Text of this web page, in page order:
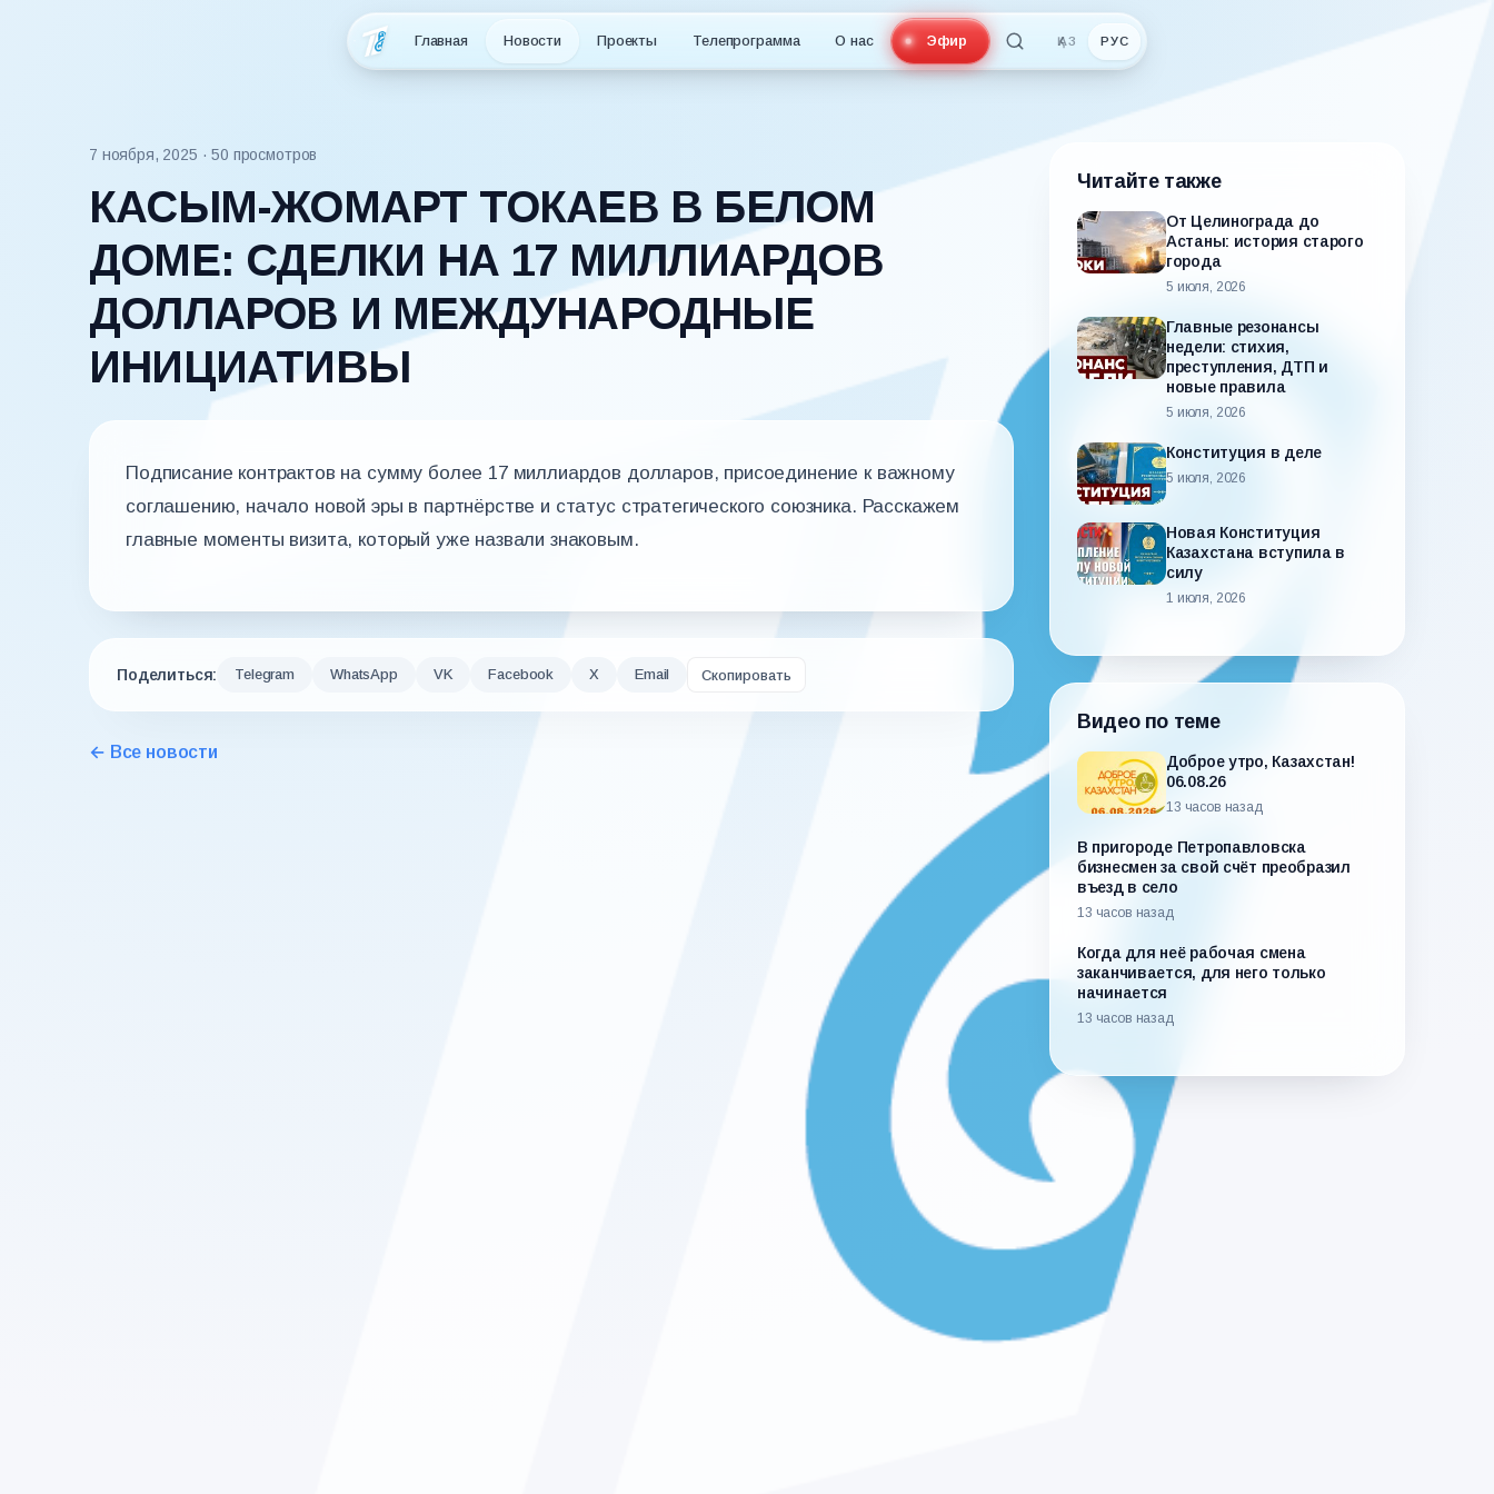
Главная Новости Проекты Телепрограмма О нас Эфир ҚАЗ РУС
7 ноября, 2025 · 50 просмотров
КАСЫМ-ЖОМАРТ ТОКАЕВ В БЕЛОМ
ДОМЕ: СДЕЛКИ НА 17 МИЛЛИАРДОВ
ДОЛЛАРОВ И МЕЖДУНАРОДНЫЕ
ИНИЦИАТИВЫ
Подписание контрактов на сумму более 17 миллиардов долларов, присоединение к важному
соглашению, начало новой эры в партнёрстве и статус стратегического союзника. Расскажем
главные моменты визита, который уже назвали знаковым.
Поделиться: Telegram WhatsApp VK Facebook X Email Скопировать
← Все новости
Читайте также
От Целинограда до
Астаны: история старого
города
5 июля, 2026
Главные резонансы
недели: стихия,
преступления, ДТП и
новые правила
5 июля, 2026
Конституция в деле
5 июля, 2026
Новая Конституция
Казахстана вступила в
силу
1 июля, 2026
Видео по теме
Доброе утро, Казахстан!
06.08.26
13 часов назад
В пригороде Петропавловска
бизнесмен за свой счёт преобразил
въезд в село
13 часов назад
Когда для неё рабочая смена
заканчивается, для него только
начинается
13 часов назад